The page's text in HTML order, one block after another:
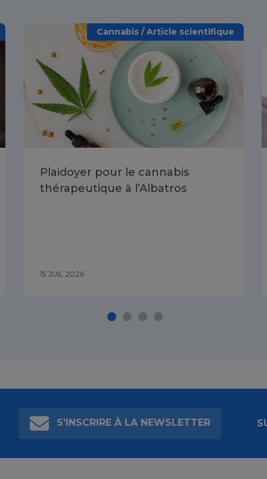
Cannabis / Article scientifique
Plaidoyer pour le cannabis
thérapeutique à l’Albatros
15 JUIL 2026
S’INSCRIRE À LA NEWSLETTER